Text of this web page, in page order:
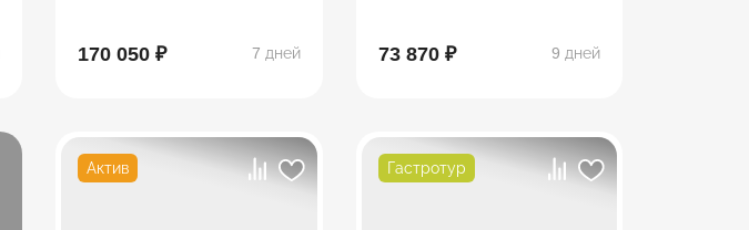
170 050 ₽ 7 дней 73 870 ₽ 9 дней
Актив Гастротур